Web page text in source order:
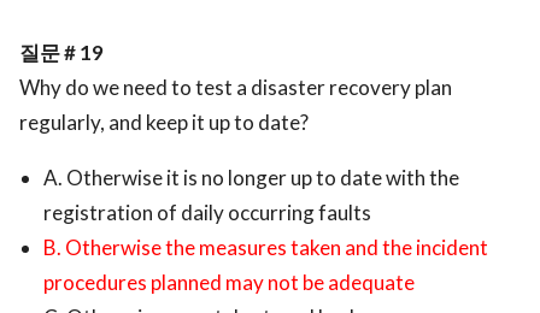
질문 # 19
Why do we need to test a disaster recovery plan
regularly, and keep it up to date?
A. Otherwise it is no longer up to date with the
registration of daily occurring faults
B. Otherwise the measures taken and the incident
procedures planned may not be adequate